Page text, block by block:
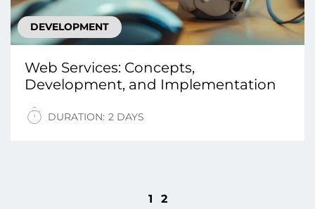
DEVELOPMENT
Web Services: Concepts,
Development, and Implementation
DURATION: 2 DAYS
1 2